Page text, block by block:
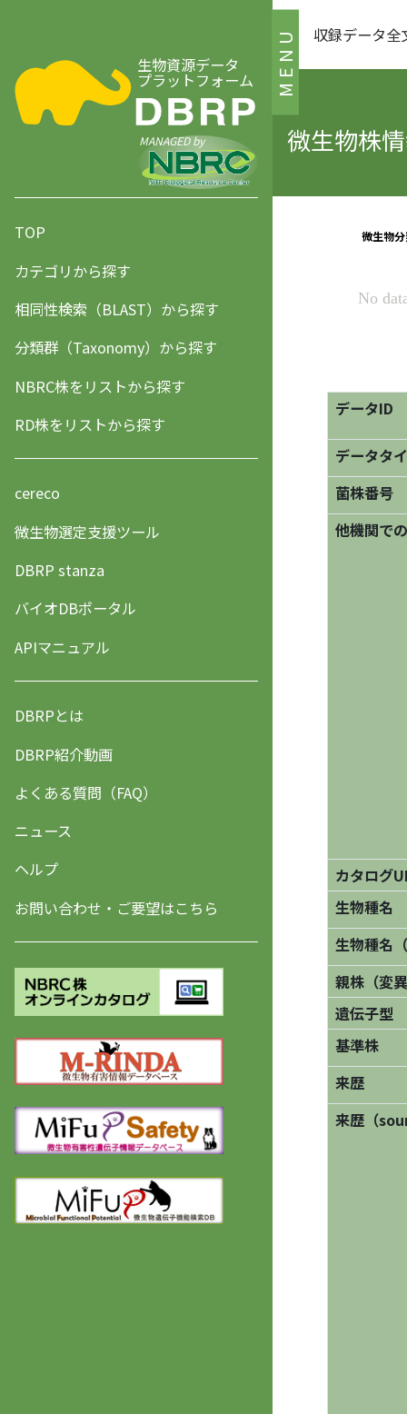
MENU
生物資源データ
プラットフォーム
MANAGED by
TOP
カテゴリから探す
相同性検索（BLAST）から探す
分類群（Taxonomy）から探す
NBRC株をリストから探す
RD株をリストから探す
cereco
微生物選定支援ツール
DBRP stanza
バイオDBポータル
APIマニュアル
DBRPとは
DBRP紹介動画
よくある質問（FAQ）
ニュース
ヘルプ
お問い合わせ・ご要望はこちら
収録データ全
微生物株
データID
データタ
菌株番号
他機関で
カタログ
生物種名
生物種名
親株（変
遺伝子型
基準株
来歴
来歴（